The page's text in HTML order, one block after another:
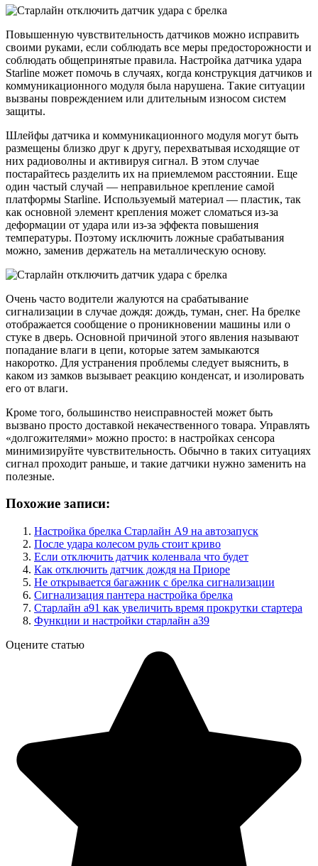
Повышенную чувствительность датчиков можно исправить
своими руками, если соблюдать все меры предосторожности и
соблюдать общепринятые правила. Настройка датчика удара
Starline может помочь в случаях, когда конструкция датчиков и
коммуникационного модуля была нарушена. Такие ситуации
вызваны повреждением или длительным износом систем
защиты.
Шлейфы датчика и коммуникационного модуля могут быть
размещены близко друг к другу, перехватывая исходящие от
них радиоволны и активируя сигнал. В этом случае
постарайтесь разделить их на приемлемом расстоянии. Еще
один частый случай — неправильное крепление самой
платформы Starline. Используемый материал — пластик, так
как основной элемент крепления может сломаться из-за
деформации от удара или из-за эффекта повышения
температуры. Поэтому исключить ложные срабатывания
можно, заменив держатель на металлическую основу.
Очень часто водители жалуются на срабатывание
сигнализации в случае дождя: дождь, туман, снег. На брелке
отображается сообщение о проникновении машины или о
стуке в дверь. Основной причиной этого явления называют
попадание влаги в цепи, которые затем замыкаются
накоротко. Для устранения проблемы следует выяснить, в
каком из замков вызывает реакцию конденсат, и изолировать
его от влаги.
Кроме того, большинство неисправностей может быть
вызвано просто доставкой некачественного товара. Управлять
«долгожителями» можно просто: в настройках сенсора
минимизируйте чувствительность. Обычно в таких ситуациях
сигнал проходит раньше, и такие датчики нужно заменить на
полезные.
Похожие записи:
Настройка брелка Старлайн А9 на автозапуск
После удара колесом руль стоит криво
Если отключить датчик коленвала что будет
Как отключить датчик дождя на Приоре
Не открывается багажник с брелка сигнализации
Сигнализация пантера настройка брелка
Старлайн а91 как увеличить время прокрутки стартера
Функции и настройки старлайн а39
Оцените статью